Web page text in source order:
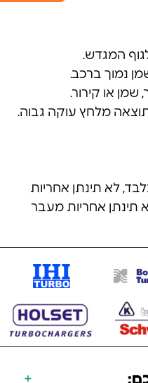
המגדש.
נמוך ברכב.
שמן או קירור.
מלחץ עוקה גבוה.
לא תינתן אחריות
תינתן אחריות מעבר